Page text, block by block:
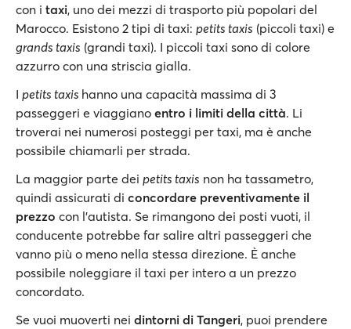
con i taxi, uno dei mezzi di trasporto più popolari del
Marocco. Esistono 2 tipi di taxi: petits taxis (piccoli taxi) e
grands taxis (grandi taxi). I piccoli taxi sono di colore
azzurro con una striscia gialla.
I petits taxis hanno una capacità massima di 3
passeggeri e viaggiano entro i limiti della città. Li
troverai nei numerosi posteggi per taxi, ma è anche
possibile chiamarli per strada.
La maggior parte dei petits taxis non ha tassametro,
quindi assicurati di concordare preventivamente il
prezzo con l'autista. Se rimangono dei posti vuoti, il
conducente potrebbe far salire altri passeggeri che
vanno più o meno nella stessa direzione. È anche
possibile noleggiare il taxi per intero a un prezzo
concordato.
Se vuoi muoverti nei dintorni di Tangeri, puoi prendere